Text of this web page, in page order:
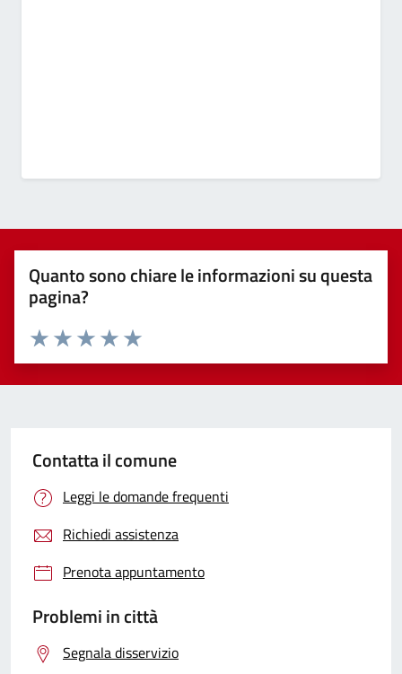
Quanto sono chiare le informazioni su questa
pagina?
Valuta 5 stelle su 5
Valuta 4 stelle su 5
Valuta 3 stelle su 5
Valuta 2 stelle su 5
Valuta 1 stelle su 5
Contatta il comune
Leggi le domande frequenti
Richiedi assistenza
Prenota appuntamento
Problemi in città
Segnala disservizio